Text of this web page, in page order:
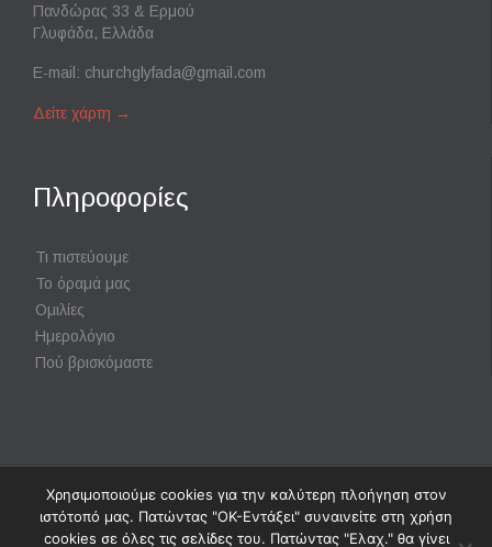
Πανδώρας 33 & Ερμού
Γλυφάδα, Ελλάδα
E-mail: churchglyfada@gmail.com
Δείτε χάρτη →
Πληροφορίες
Τι πιστεύουμε
Το όραμά μας
Ομιλίες
Ημερολόγιο
Πού βρισκόμαστε
Powered byDigisol Ltd.|Χρήση Cookies
Χρησιμοποιούμε cookies για την καλύτερη πλοήγηση στον
ιστότοπό μας. Πατώντας "ΟΚ-Εντάξει" συναινείτε στη χρήση
cookies σε όλες τις σελίδες του. Πατώντας "Ελαχ." θα γίνει